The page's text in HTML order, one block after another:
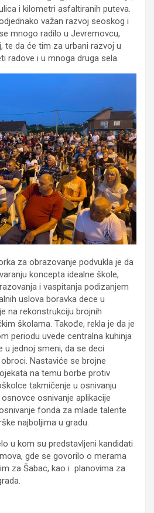
i kilometri asfaltiranih puteva.
važan razvoj seoskog i
mnogo radilo u Jevremovcu,
te da će tim za urbani razvoj u
radove i u mnoga druga sela.
za obrazovanje podvukla je da
koncepta idealne škole,
i vaspitanja podizanjem
uslova boravka dece u
na rekonstrukciju brojnih
školama. Takođe, rekla je da je
periodu uvede centralna kuhinja
u jednoj smeni, da se deci
Nastaviće se brojne
na temu borbe protiv
takmičenje u osnivanju
osnivanje aplikacije
fonda za mlade talente
najboljima u gradu.
u kom su predstavljeni kandidati
gde se govorilo o merama
za Šabac, kao i planovima za